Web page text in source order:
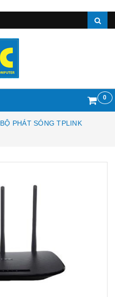
0
BỘ PHÁT SÓNG TPLINK